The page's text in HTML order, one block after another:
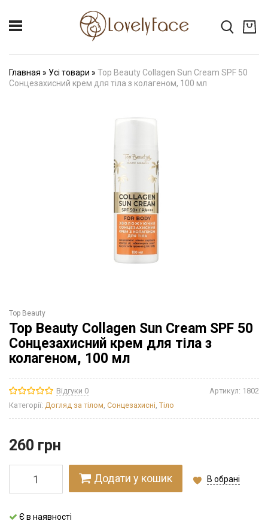
Главная » Усі товари » Top Beauty Collagen Sun Cream SPF 50
Сонцезахисний крем для тіла з колагеном, 100 мл
Top Beauty
Top Beauty Collagen Sun Cream SPF 50
Сонцезахисний крем для тіла з
колагеном, 100 мл
Відгуки 0 Артикул: 1802
Категорії: Догляд за тілом, Сонцезахисні, Тіло
260 грн
Додати у кошик В обрані
Є в наявності